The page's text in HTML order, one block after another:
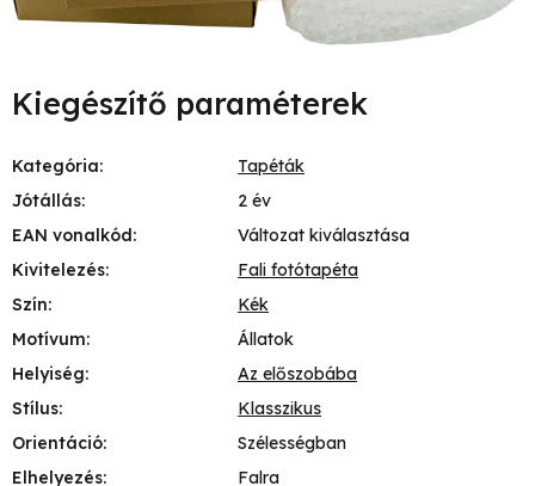
Kiegészítő paraméterek
Kategória:
Tapéták
Jótállás:
2 év
EAN vonalkód:
Változat kiválasztása
Kivitelezés:
Fali fotótapéta
Szín:
Kék
Motívum:
Állatok
Helyiség:
Az előszobába
Stílus:
Klasszikus
Orientáció:
Szélességban
Elhelyezés:
Falra